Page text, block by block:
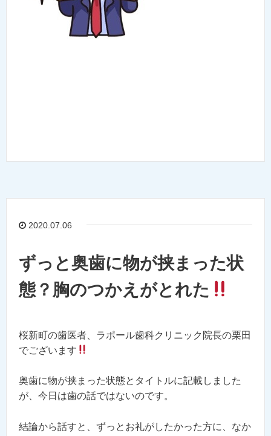
2020.07.06
ずっと奥歯に物が挟まった状
態？胸のつかえがとれた
桜新町の歯医者、ラポール歯科クリニック院長の栗田
でございます
奥歯に物が挟まった状態とタイトルに記載しました
が、今日は歯の話ではないのです。
結論から話すと、ずっとお礼がしたかった方に、なか